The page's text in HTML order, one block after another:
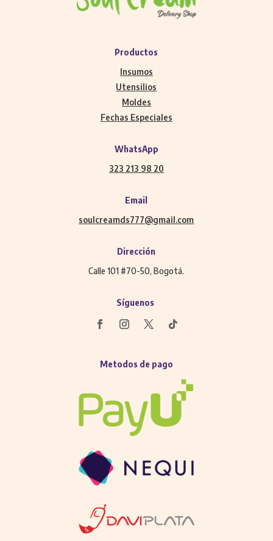
Productos
Insumos
Utensilios
Moldes
Fechas Especiales
WhatsApp
323 213 98 20
Email
soulcreamds777@gmail.com
Dirección
Calle 101 #70-50, Bogotá.
Síguenos
Metodos de pago